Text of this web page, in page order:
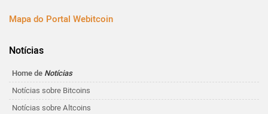
Mapa do Portal Webitcoin
Notícias
Home de Notícias
Notícias sobre Bitcoins
Notícias sobre Altcoins